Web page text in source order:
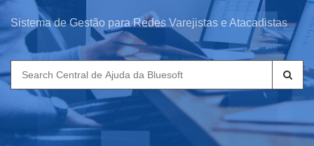
Sistema de Gestão para Redes Varejistas e Atacadistas
Search
for: